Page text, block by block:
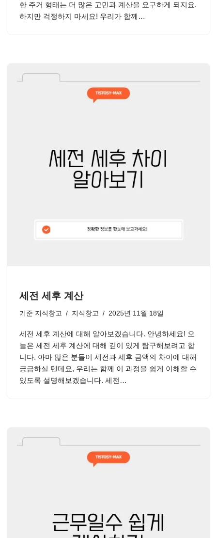
한 주거 형태는 더 많은 고민과 계산을 요구하게 되지요.
하지만 걱정하지 마세요! 우리가 함께…
세전 세후 계산
기준 지식창고 지식창고 2025년 11월 18일
세전 세후 계산에 대해 알아보겠습니다. 안녕하세요! 오
늘은 세전 세후 계산에 대해 깊이 있게 탐구해보려고 합
니다. 아마 많은 분들이 세전과 세후 금액의 차이에 대해
궁금하실 텐데요, 우리는 함께 이 과정을 쉽게 이해할 수
있도록 설명해보겠습니다. 세전…